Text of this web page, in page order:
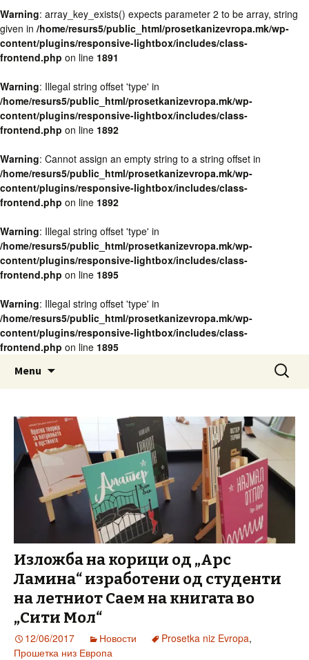
Warning: array_key_exists() expects parameter 2 to be array, string
given in /home/resurs5/public_html/prosetkanizevropa.mk/wp-
content/plugins/responsive-lightbox/includes/class-
frontend.php on line 1891
Warning: Illegal string offset 'type' in
/home/resurs5/public_html/prosetkanizevropa.mk/wp-
content/plugins/responsive-lightbox/includes/class-
frontend.php on line 1892
Warning: Cannot assign an empty string to a string offset in
/home/resurs5/public_html/prosetkanizevropa.mk/wp-
content/plugins/responsive-lightbox/includes/class-
frontend.php on line 1892
Warning: Illegal string offset 'type' in
/home/resurs5/public_html/prosetkanizevropa.mk/wp-
content/plugins/responsive-lightbox/includes/class-
frontend.php on line 1895
Warning: Illegal string offset 'type' in
/home/resurs5/public_html/prosetkanizevropa.mk/wp-
content/plugins/responsive-lightbox/includes/class-
frontend.php on line 1895
ПРОШЕТКА НИЗ ЕВРОПА
www.prosetkanizevropa.mk
Menu
content
Search
for:
Изложба на корици од „Арс
Ламина“ изработени од студенти
на летниот Саем на книгата во
„Сити Мол“
12/06/2017 Новости Prosetka niz Evropa,
Прошетка низ Европа